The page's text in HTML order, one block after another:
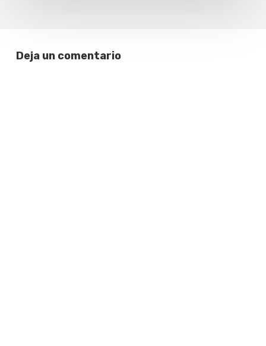
Deja un comentario